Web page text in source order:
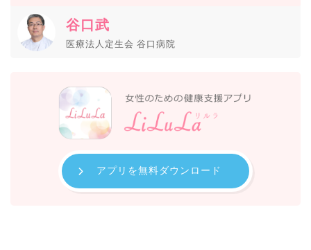
谷口武
医療法人定生会 谷口病院
アプリを無料ダウンロード